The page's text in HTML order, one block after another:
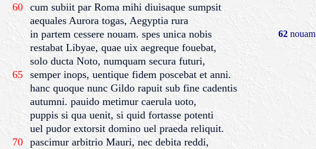
60 cum subiit par Roma mihi diuisaque sumpsit
aequales Aurora togas, Aegyptia rura
in partem cessere nouam. spes unica nobis
62 nouam
restabat Libyae, quae uix aegreque fouebat,
solo ducta Noto, numquam secura futuri,
65 semper inops, uentique fidem poscebat et anni.
hanc quoque nunc Gildo rapuit sub fine cadentis
autumni. pauido metimur caerula uoto,
puppis si qua uenit, si quid fortasse potenti
uel pudor extorsit domino uel praeda reliquit.
70 pascimur arbitrio Mauri, nec debita reddi,